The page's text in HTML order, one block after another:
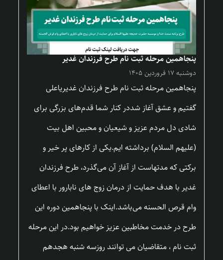
پنجاهمین مرحله ثبت نام طرح فرزندان غدیر
دوشنبه ۱۷ فروردین ۱۴۰۵
پنجاهمین مرحله ثبت نام طرح فرزندان غدیریاعلی
گفتیم و عشق آغاز شددر کنار شما قدم‌های بزرگی برای
شادی دل مردم عزیز و شیعیان و محبین اهل بیت
(علیهم السلام) برداشته ایم.یکی از کارهای پر خیر و
برکتی که مدتهاست از آغاز آن می‌گذرد، طرح فرزندان
غدیر با هدف حمایت از درمان زوج های نابارور با اعطای
وام قرص الحسنه می‌باشد.اینک با پنجاهمین دوره این
طرح در خدمت مخاطبین عزیز خواهیم بود.در این مرحله
ثبت نام ، متقاضیان می توانند روزسه شنبه هجدهم